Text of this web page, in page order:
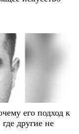
его подход к
другие не